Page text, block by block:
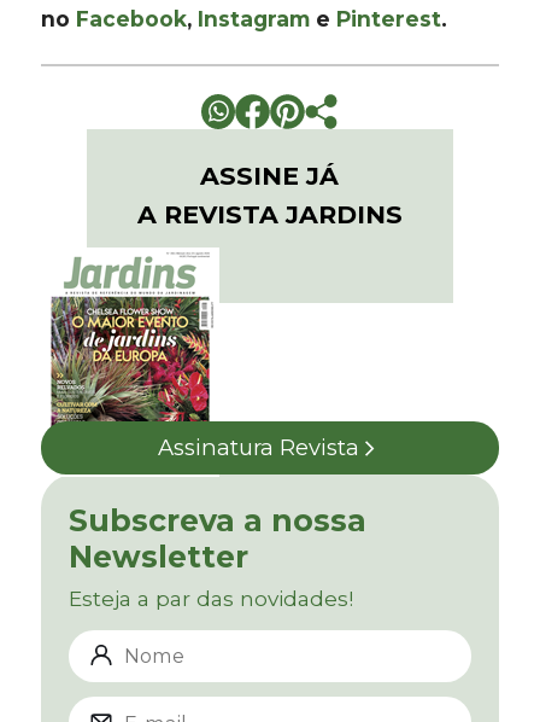
no Facebook, Instagram e Pinterest.
ASSINE JÁ
A REVISTA JARDINS
Assinatura Revista
Subscreva a nossa
Newsletter
Esteja a par das novidades!